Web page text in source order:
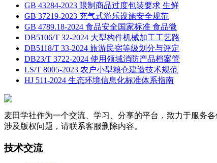
GB 43284-2023 限制商品过度包装要求 生鲜
GB 37219-2023 充气式游乐设施安全规范
GB 4789.18-2024 食品安全国家标准 食品微
DB5106/T 32-2024 大型构件机械加工工艺路
DB5118/T 33-2024 旅游民宿等级划分与评定
DB23/T 3722-2024 使用领域消防产品档案管
LS/T 8005-2023 农户小型粮仓建造技术规范
HJ 511-2024 生态环境信息化标准体系指南
麦田学社作为一个交流、学习、分享的平台，致力于服务
涉及版权问题，请联系客服删除内容。
技术交流